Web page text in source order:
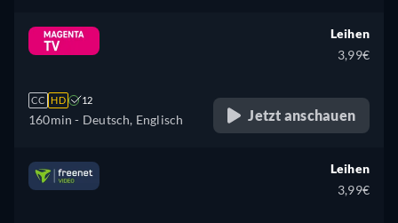
CC HD 12
160min - Deutsch, Englisch
Leihen
3,99€
Jetzt anschauen
Leihen
3,99€